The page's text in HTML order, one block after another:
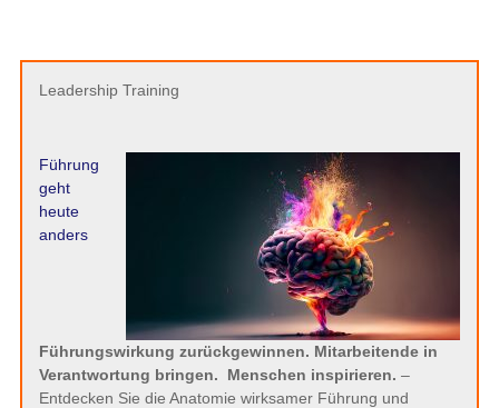
Leadership Training
Führung
geht
heute
anders
Führungswirkung zurückgewinnen. Mitarbeitende in
Verantwortung bringen. Menschen inspirieren. –
Entdecken Sie die Anatomie wirksamer Führung und